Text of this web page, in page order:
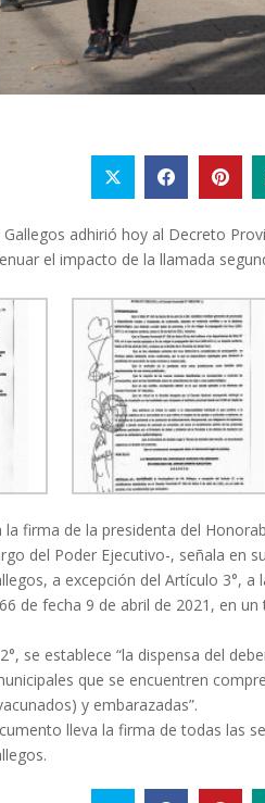
adhirió hoy al Decreto
el impacto de la llamada
la firma de la presidenta del
del Poder Ejecutivo-, señala en
a excepción del Artículo 3°,
de fecha 9 de abril de 2021, en
se establece “la dispensa del
que se encuentren
y embarazadas”.
lleva la firma de todas las